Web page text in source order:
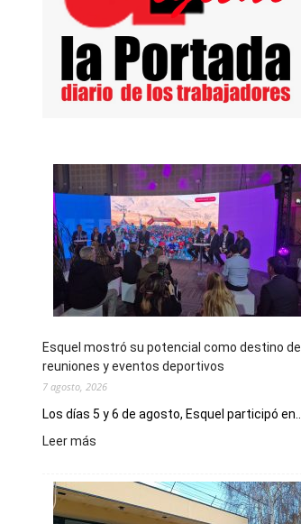
Esquel mostró su potencial como destino de
reuniones y eventos deportivos
7 agosto, 2026
Los días 5 y 6 de agosto, Esquel participó en...
Leer más
su
potencial